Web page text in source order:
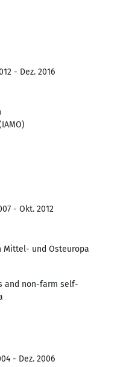
- Dez. 2016
- Okt. 2012
Mittel- und Osteuropa
and non-farm self-
- Dez. 2006